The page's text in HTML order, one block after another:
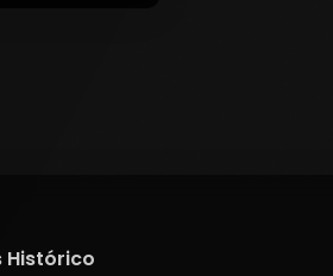
Histórico